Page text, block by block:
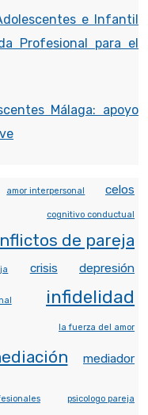
e Infantil
Profesional para el
Málaga: apoyo
amor interpersonal celos
cognitivo conductual
de pareja
crisis depresión
infidelidad
la fuerza del amor
mediador
psicologo pareja